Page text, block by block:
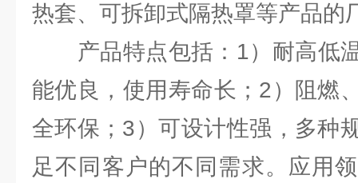
热套、可拆卸式隔热罩等产品的
产品特点包括：1）耐高低
能优良，使用寿命长；2）阻燃
全环保；3）可设计性强，多种
足不同客户的不同需求。应用